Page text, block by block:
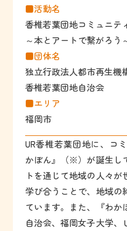
■活動名
香椎若葉団地コミュニテ
～本とアートで繋がろう
■団体名
独立行政法人都市再生機
香椎若葉団地自治会
■エリア
福岡市
UR香椎若葉団地に、コ
かぼん』（※）が誕生し
トを通じて地域の人々が
学び合うことで、地域の
ています。また、『わか
自治会、福岡女子大学